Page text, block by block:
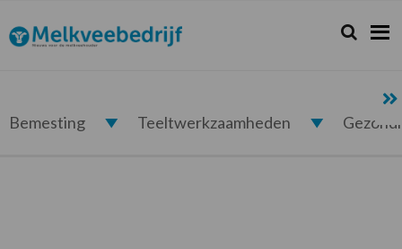
de
hoofdnavigatie
de
hoofd
de
voettekst
Melkveebedrijf.nl Zoeken...
Zoek
Bemesting Teeltwerkzaamheden